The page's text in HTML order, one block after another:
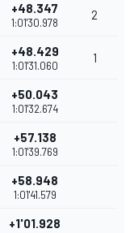
+48.347
1:01'30.978
2
+48.429
1:01'31.060
1
+50.043
1:01'32.674
+57.138
1:01'39.769
+58.948
1:01'41.579
+1'01.928